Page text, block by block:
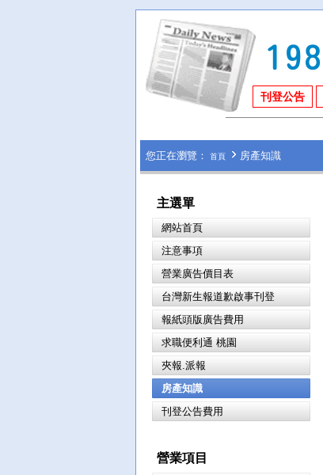
刊登公告
您正在瀏覽： 首頁 房產知識
主選單
網站首頁
注意事項
營業廣告價目表
台灣新生報道歉啟事刊登
報紙頭版廣告費用
求職便利通 桃園
夾報.派報
房產知識
刊登公告費用
營業項目